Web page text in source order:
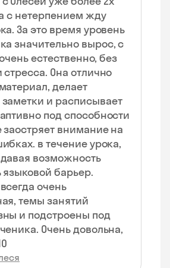
с нетерпением жду
За это время уровень
значительно вырос, с
естественно, без
Она отлично
делает
и расписывает
под способности
заостряет внимание на
в течение урока,
возможность
языковой барьер.
очень
темы занятий
и подстроены под
Очень довольна,